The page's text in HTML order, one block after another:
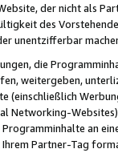
der nicht als
des
unentzifferbar
die
weitergeben,
(einschließlich
Networking-
an
Partner-Tag